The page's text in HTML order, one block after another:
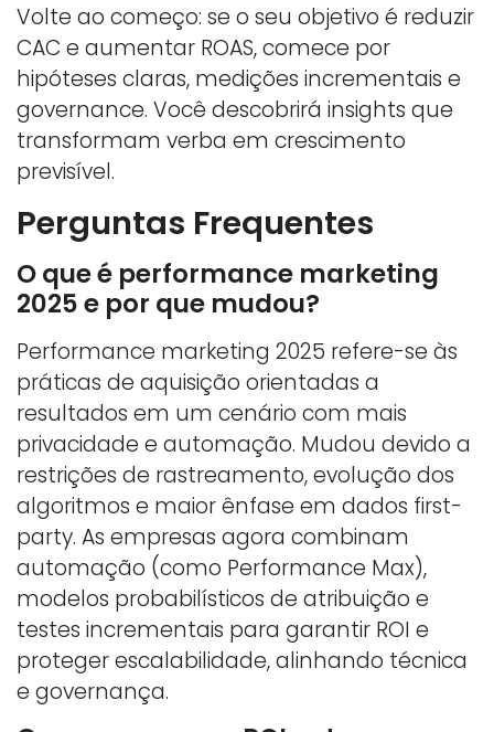
Volte ao começo: se o seu objetivo é reduzir
CAC e aumentar ROAS, comece por
hipóteses claras, medições incrementais e
governance. Você descobrirá insights que
transformam verba em crescimento
previsível.
Perguntas Frequentes
O que é performance marketing
2025 e por que mudou?
Performance marketing 2025 refere-se às
práticas de aquisição orientadas a
resultados em um cenário com mais
privacidade e automação. Mudou devido a
restrições de rastreamento, evolução dos
algoritmos e maior ênfase em dados first-
party. As empresas agora combinam
automação (como Performance Max),
modelos probabilísticos de atribuição e
testes incrementais para garantir ROI e
proteger escalabilidade, alinhando técnica
e governança.